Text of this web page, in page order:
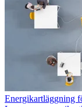
Energikartläggning